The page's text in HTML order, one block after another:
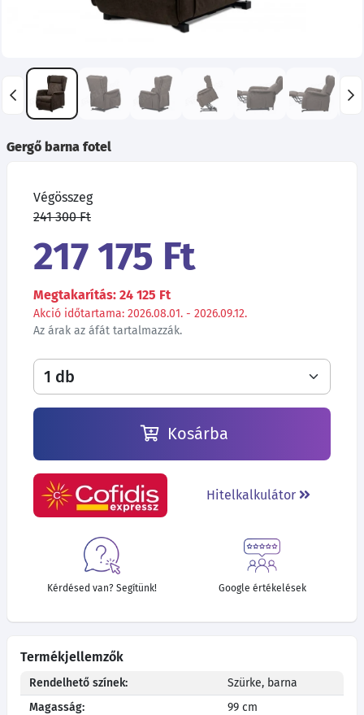
Gergő barna fotel
Végösszeg
241 300 Ft
217 175 Ft
Megtakarítás: 24 125 Ft
Akció időtartama: 2026.08.01. - 2026.09.12.
Az árak az áfát tartalmazzák.
Kosárba
Hitelkalkulátor
Kérdésed van? Segítünk! Google értékelések
Termékjellemzők
Rendelhető színek:
Szürke, barna
Magasság:
99 cm